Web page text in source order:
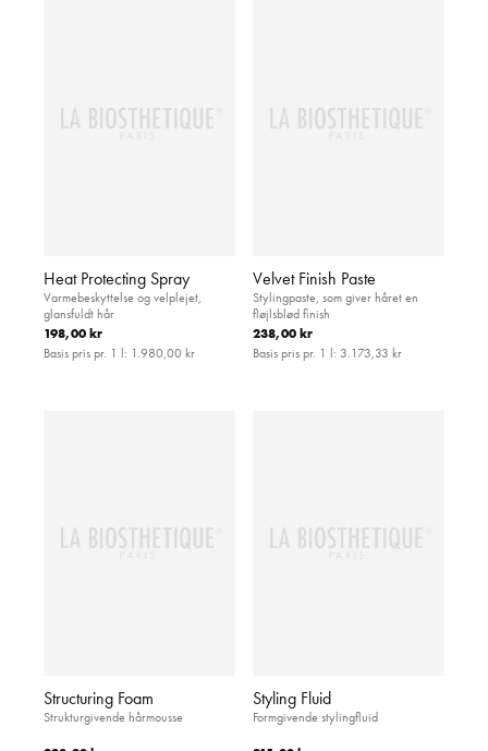
Heat Protecting Spray
Varmebeskyttelse og velplejet,
glansfuldt hår
198,00 kr
Basis pris pr. 1 l: 1.980,00 kr
Velvet Finish Paste
Stylingpaste, som giver håret en
fløjlsblød finish
238,00 kr
Basis pris pr. 1 l: 3.173,33 kr
Structuring Foam
Strukturgivende hårmousse
Styling Fluid
Formgivende stylingfluid